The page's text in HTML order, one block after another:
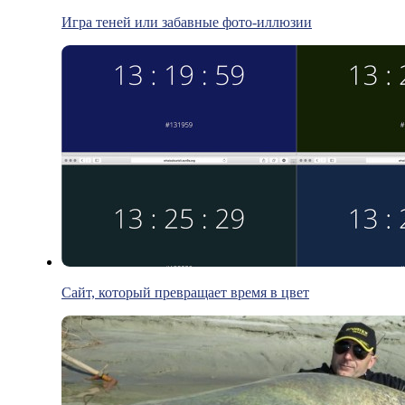
Игра теней или забавные фото-иллюзии
Сайт, который превращает время в цвет